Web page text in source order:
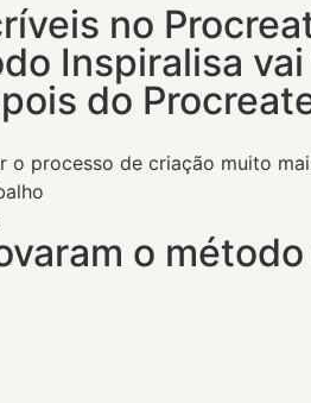
no
Inspiralisa
do
o processo de criação muito
o